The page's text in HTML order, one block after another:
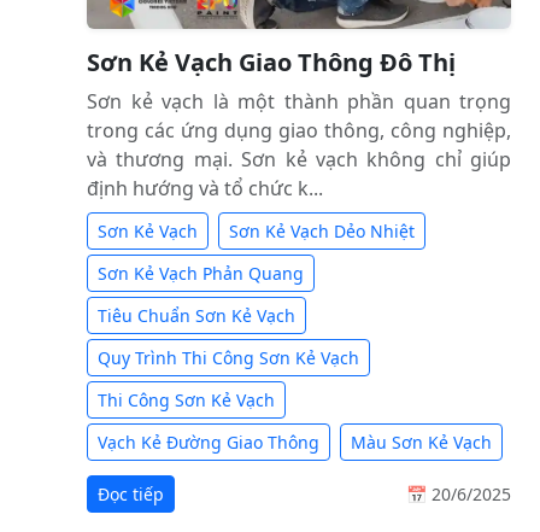
Sơn Kẻ Vạch Giao Thông Đô Thị
Sơn kẻ vạch là một thành phần quan trọng
trong các ứng dụng giao thông, công nghiệp,
và thương mại. Sơn kẻ vạch không chỉ giúp
định hướng và tổ chức k...
Sơn Kẻ Vạch
Sơn Kẻ Vạch Dẻo Nhiệt
Sơn Kẻ Vạch Phản Quang
Tiêu Chuẩn Sơn Kẻ Vạch
Quy Trình Thi Công Sơn Kẻ Vạch
Thi Công Sơn Kẻ Vạch
Vạch Kẻ Đường Giao Thông
Màu Sơn Kẻ Vạch
Đọc tiếp 📅 20/6/2025